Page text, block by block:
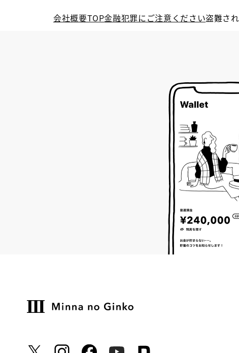
会社概要TOP金融犯罪にご注意ください盗難さ